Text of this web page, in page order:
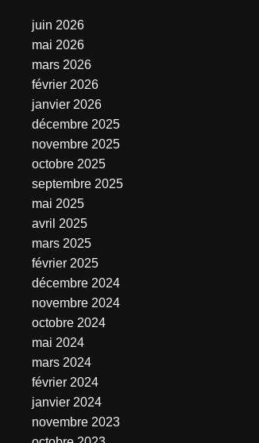
juin 2026
mai 2026
mars 2026
février 2026
janvier 2026
décembre 2025
novembre 2025
octobre 2025
septembre 2025
mai 2025
avril 2025
mars 2025
février 2025
décembre 2024
novembre 2024
octobre 2024
mai 2024
mars 2024
février 2024
janvier 2024
novembre 2023